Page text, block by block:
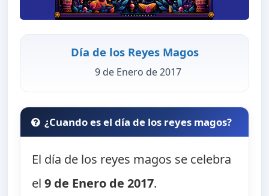
Día de los Reyes Magos
9 de Enero de 2017
¿Cuando es el día de los reyes magos?
El día de los reyes magos se celebra
el9 de Enero de 2017.